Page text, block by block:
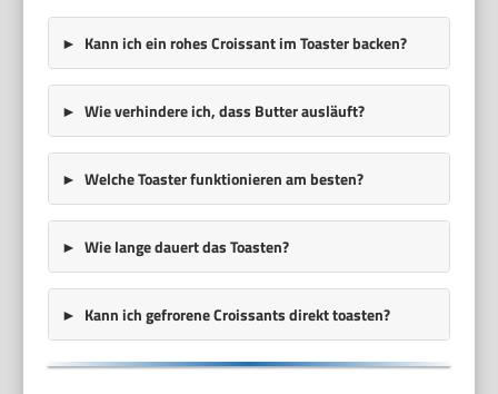
Kann ich ein rohes Croissant im Toaster backen?
Wie verhindere ich, dass Butter ausläuft?
Welche Toaster funktionieren am besten?
Wie lange dauert das Toasten?
Kann ich gefrorene Croissants direkt toasten?